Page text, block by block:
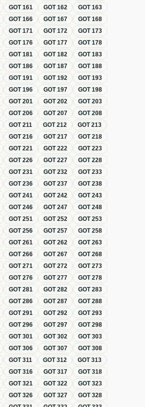
GOT161 GOT162 GOT163
GOT166 GOT167 GOT168
GOT171 GOT172 GOT173
GOT176 GOT177 GOT178
GOT181 GOT182 GOT183
GOT186 GOT187 GOT188
GOT191 GOT192 GOT193
GOT196 GOT197 GOT198
GOT201 GOT202 GOT203
GOT206 GOT207 GOT208
GOT211 GOT212 GOT213
GOT216 GOT217 GOT218
GOT221 GOT222 GOT223
GOT226 GOT227 GOT228
GOT231 GOT232 GOT233
GOT236 GOT237 GOT238
GOT241 GOT242 GOT243
GOT246 GOT247 GOT248
GOT251 GOT252 GOT253
GOT256 GOT257 GOT258
GOT261 GOT262 GOT263
GOT266 GOT267 GOT268
GOT271 GOT272 GOT273
GOT276 GOT277 GOT278
GOT281 GOT282 GOT283
GOT286 GOT287 GOT288
GOT291 GOT292 GOT293
GOT296 GOT297 GOT298
GOT301 GOT302 GOT303
GOT306 GOT307 GOT308
GOT311 GOT312 GOT313
GOT316 GOT317 GOT318
GOT321 GOT322 GOT323
GOT326 GOT327 GOT328